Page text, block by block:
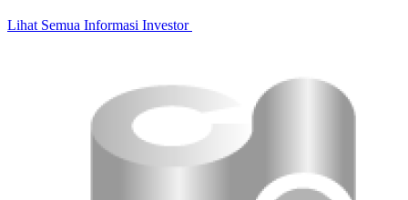
Lihat Semua Informasi Investor